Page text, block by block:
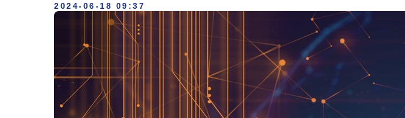
2024-06-18 09:37